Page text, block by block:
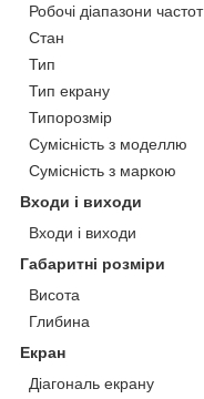
Робочі діапазони частот
Стан
Тип
Тип екрану
Типорозмір
Сумісність з моделлю
Сумісність з маркою
Входи і виходи
Входи і виходи
Габаритні розміри
Висота
Глибина
Екран
Діагональ екрану